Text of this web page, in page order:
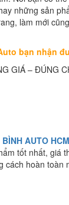
những sản
làm mới
bạn nhận
GIÁ – ĐÚNG
AUTO HCM
tốt nhất, giá
cách hoàn toàn